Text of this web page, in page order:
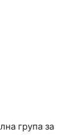
група за